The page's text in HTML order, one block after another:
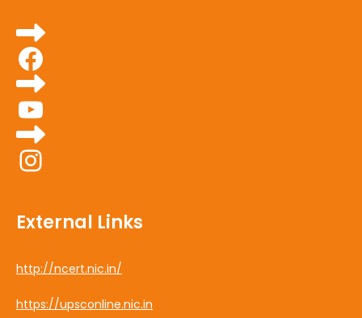
Facebook
YouTube
Instagram
External Links
http://ncert.nic.in/
https://upsconline.nic.in